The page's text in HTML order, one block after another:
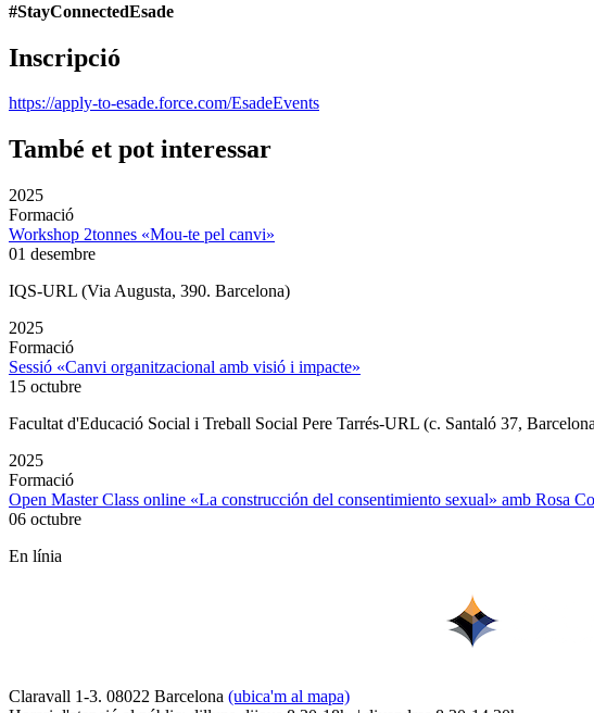
#StayConnectedEsade
Inscripció
https://apply-to-esade.force.com/EsadeEvents
També et pot interessar
2025
Formació
Workshop 2tonnes «Mou-te pel canvi»
01 desembre
IQS-URL (Via Augusta, 390. Barcelona)
2025
Formació
Sessió «Canvi organitzacional amb visió i impacte»
15 octubre
Facultat d'Educació Social i Treball Social Pere Tarrés-URL (c. Santaló 37,
2025
Formació
Open Master Class online «La construcción del consentimiento sexual» amb Rosa
06 octubre
En línia
Claravall 1-3. 08022 Barcelona (ubica'm al mapa)